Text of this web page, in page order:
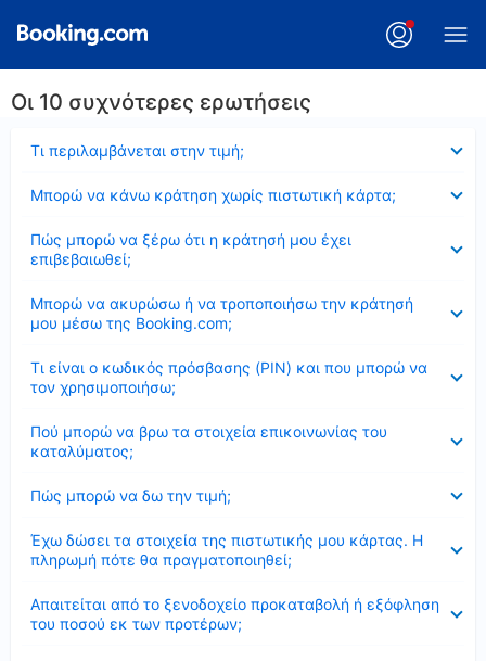
Οι 10 συχνότερες ερωτήσεις
Τι περιλαμβάνεται στην τιμή;
Μπορώ να κάνω κράτηση χωρίς πιστωτική κάρτα;
Πώς μπορώ να ξέρω ότι η κράτησή μου έχει
επιβεβαιωθεί;
Μπορώ να ακυρώσω ή να τροποποιήσω την κράτησή
μου μέσω της Booking.com;
Τι είναι ο κωδικός πρόσβασης (PIN) και που μπορώ να
τον χρησιμοποιήσω;
Πού μπορώ να βρω τα στοιχεία επικοινωνίας του
καταλύματος;
Πώς μπορώ να δω την τιμή;
Έχω δώσει τα στοιχεία της πιστωτικής μου κάρτας. Η
πληρωμή πότε θα πραγματοποιηθεί;
Απαιτείται από το ξενοδοχείο προκαταβολή ή εξόφληση
του ποσού εκ των προτέρων;